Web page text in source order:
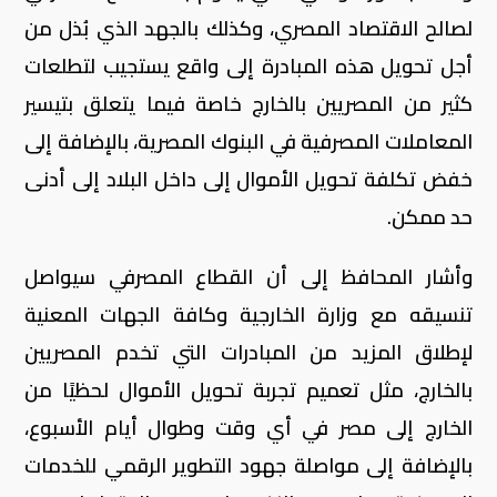
لصالح الاقتصاد المصري، وكذلك بالجهد الذي بُذل من
أجل تحويل هذه المبادرة إلى واقع يستجيب لتطلعات
كثير من المصريين بالخارج خاصة فيما يتعلق بتيسير
المعاملات المصرفية في البنوك المصرية، بالإضافة إلى
خفض تكلفة تحويل الأموال إلى داخل البلاد إلى أدنى
حد ممكن.
وأشار المحافظ إلى أن القطاع المصرفي سيواصل
تنسيقه مع وزارة الخارجية وكافة الجهات المعنية
لإطلاق المزيد من المبادرات التي تخدم المصريين
بالخارج، مثل تعميم تجربة تحويل الأموال لحظيًا من
الخارج إلى مصر في أي وقت وطوال أيام الأسبوع،
بالإضافة إلى مواصلة جهود التطوير الرقمي للخدمات